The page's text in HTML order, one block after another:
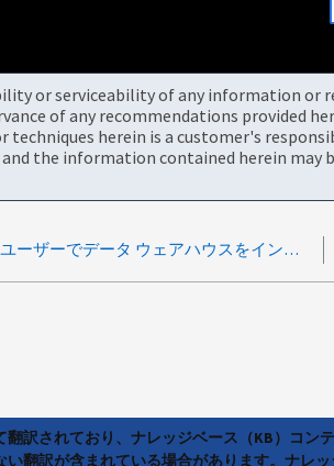
or serviceability of any information
of any recommendations provided
herein is a customer's
the information contained herein may
ドメイン DB2 ユーザーでデータ ウェアハウスをインストールできない
訳されており、ナレッジベース（KB）コ
翻訳が含まれている場合があります。ナレ